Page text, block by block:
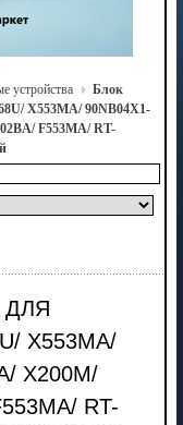
устройства
Блок
X553MA/ 90NB04X1-
F553MA/ RT-
ДЛЯ
X553MA/
X200M/
RT-